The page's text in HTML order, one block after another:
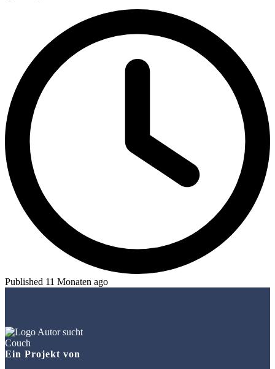
Published 11 Monaten ago
Ein Projekt von